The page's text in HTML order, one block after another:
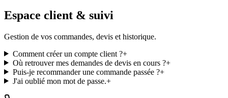
Espace client & suivi
Gestion de vos commandes, devis et historique.
Comment créer un compte client ?+
Où retrouver mes demandes de devis en cours ?+
Puis-je recommander une commande passée ?+
J'ai oublié mon mot de passe.+